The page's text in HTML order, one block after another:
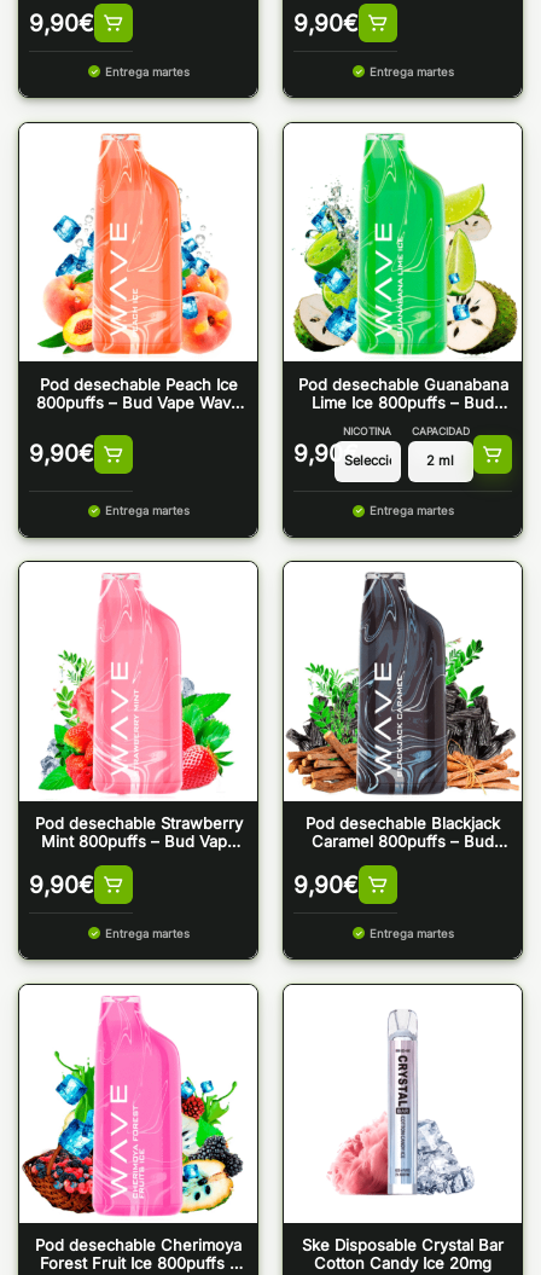
9,90€
Entrega martes
9,90€
Entrega martes
Pod desechable Peach Ice
800puffs – Bud Vape Wave
9,90€
Entrega martes
Pod desechable Guanabana
Lime Ice 800puffs – Bud
9,90 €
NICOTINA CAPACIDAD
Entrega martes
Pod desechable Strawberry
Mint 800puffs – Bud Vape
9,90€
Entrega martes
Pod desechable Blackjack
Caramel 800puffs – Bud
9,90€
Entrega martes
Pod desechable Cherimoya
Forest Fruit Ice 800puffs –
Ske Disposable Crystal Bar
Cotton Candy Ice 20mg